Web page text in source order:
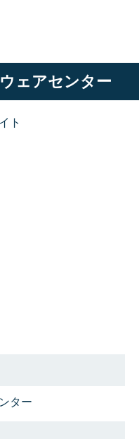
ェアセンター
ター